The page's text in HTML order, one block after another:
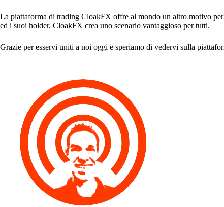
La piattaforma di trading CloakFX offre al mondo un altro motivo
ed i suoi holder, CloakFX crea uno scenario vantaggioso per tutti.
Grazie per esservi uniti a noi oggi e speriamo di vedervi sulla